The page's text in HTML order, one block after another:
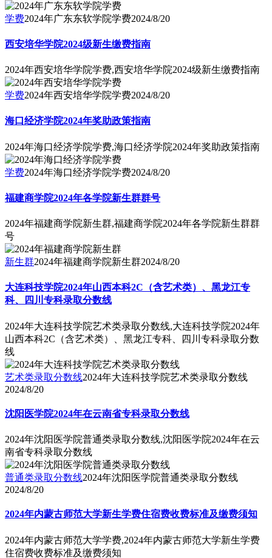
学费2024年广东东软学院学费2024/8/20
西安培华学院2024级新生缴费指南
2024年西安培华学院学费,西安培华学院2024级新生缴费指南
学费2024年西安培华学院学费2024/8/20
海口经济学院2024年奖助政策指南
2024年海口经济学院学费,海口经济学院2024年奖助政策指南
学费2024年海口经济学院学费2024/8/20
福建商学院2024年各学院新生群群号
2024年福建商学院新生群,福建商学院2024年各学院新生群群
号
新生群2024年福建商学院新生群2024/8/20
大连科技学院2024年山西本科2C（含艺术类）、黑龙江专
科、四川专科录取分数线
2024年大连科技学院艺术类录取分数线,大连科技学院2024年
山西本科2C（含艺术类）、黑龙江专科、四川专科录取分数
线
艺术类录取分数线2024年大连科技学院艺术类录取分数线
2024/8/20
沈阳医学院2024年在云南省专科录取分数线
2024年沈阳医学院普通类录取分数线,沈阳医学院2024年在云
南省专科录取分数线
普通类录取分数线2024年沈阳医学院普通类录取分数线
2024/8/20
2024年内蒙古师范大学新生学费住宿费收费标准及缴费须知
2024年内蒙古师范大学学费,2024年内蒙古师范大学新生学费
住宿费收费标准及缴费须知